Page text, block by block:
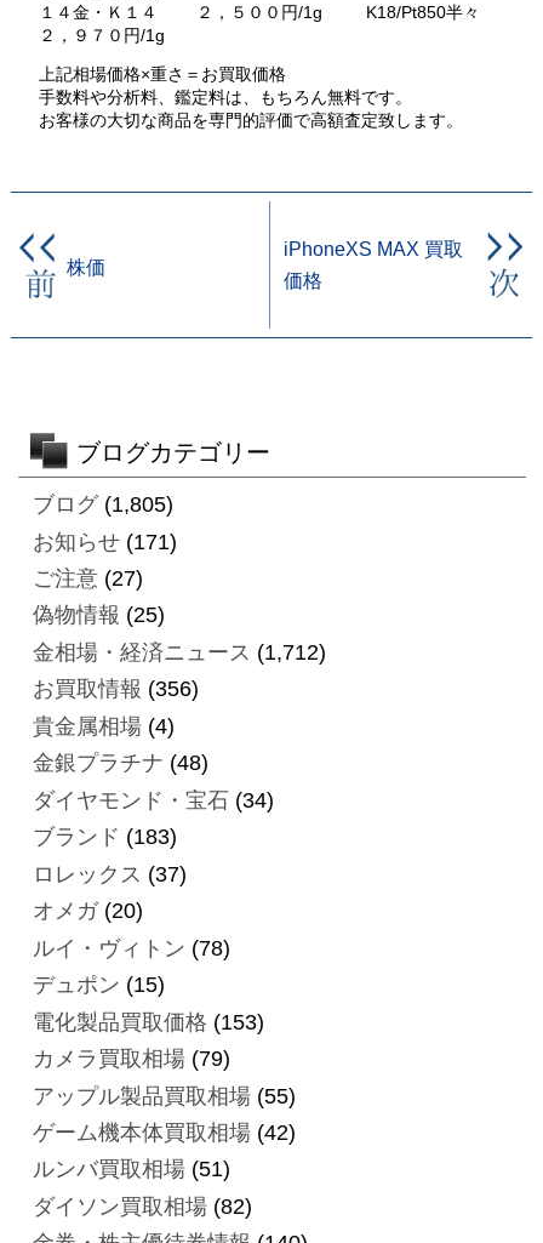
１４金・Ｋ１４ ２，５００円/1g K18/Pt850半々
２，９７０円/1g
上記相場価格×重さ＝お買取価格
手数料や分析料、鑑定料は、もちろん無料です。
お客様の大切な商品を専門的評価で高額査定致します。
株価
iPhoneXS MAX 買取
価格
ブログカテゴリー
ブログ(1,805)
お知らせ(171)
ご注意(27)
偽物情報 (25)
金相場・経済ニュース (1,712)
お買取情報 (356)
貴金属相場(4)
金銀プラチナ (48)
ダイヤモンド・宝石(34)
ブランド (183)
ロレックス (37)
オメガ(20)
ルイ・ヴィトン (78)
デュポン (15)
電化製品買取価格 (153)
カメラ買取相場(79)
アップル製品買取相場(55)
ゲーム機本体買取相場(42)
ルンバ買取相場(51)
ダイソン買取相場(82)